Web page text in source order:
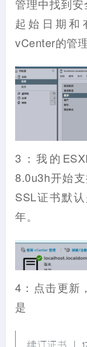
管理中找到
起始日期和
vCenter的管
3：我的
8.0u3h开始
SSL证书默
年。
4：点击更新
是